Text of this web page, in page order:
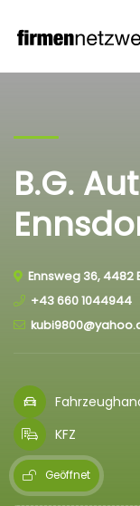
B.G.
Ennsweg 36, 4482
+43 660 1044944
KFZ
Geöffnet